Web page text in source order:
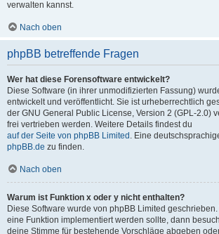
verwalten kannst.
Nach oben
phpBB betreffende Fragen
Wer hat diese Forensoftware entwickelt?
Diese Software (in ihrer unmodifizierten Fassung)
entwickelt und veröffentlicht. Sie ist urheberrechtlich
der GNU General Public License, Version 2 (GPL-2.0)
frei vertrieben werden. Weitere Details findest du
auf der Seite von phpBB Limited . Eine
phpBB.de zu finden.
Nach oben
Warum ist Funktion x oder y nicht enthalten?
Diese Software wurde von phpBB Limited
eine Funktion implementiert werden sollte, dann
deine Stimme für bestehende Vorschläge abgeben